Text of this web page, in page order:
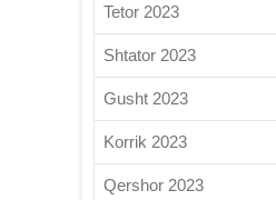
Tetor 2023
Shtator 2023
Gusht 2023
Korrik 2023
Qershor 2023